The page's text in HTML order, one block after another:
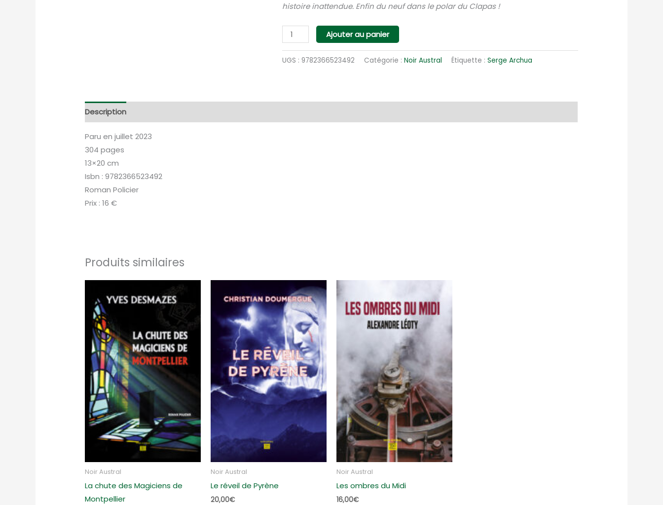
histoire inattendue. Enfin du neuf dans le polar du Clapas !
quantité
de
Les
Ajouter au panier
UGS :9782366523492 Catégorie :Noir Austral Étiquette :Serge Archua
Description
Paru en juillet 2023
304 pages
13×20 cm
Isbn : 9782366523492
Roman Policier
Prix : 16 €
Produits similaires
Noir Austral
La chute des Magiciens de
Montpellier
Noir Austral
Le réveil de Pyrène
20,00€
Noir Austral
Les ombres du Midi
16,00€